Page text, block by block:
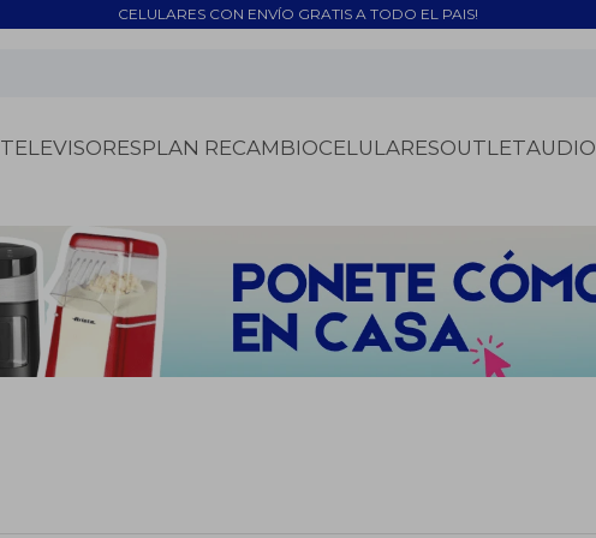
CELULARES CON ENVÍO GRATIS A TODO EL PAIS!
TELEVISORESPLAN RECAMBIOCELULARESOUTLETAUDIO